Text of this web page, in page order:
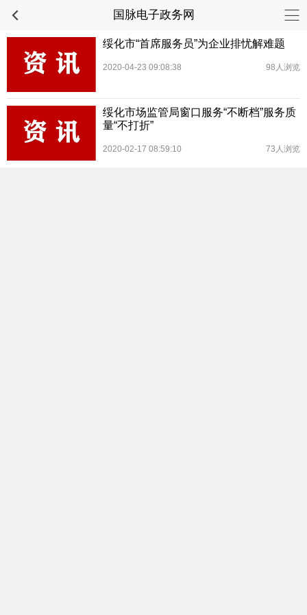
国脉电子政务网
绥化市“首席服务员”为企业排忧解难题
2020-04-23 09:08:38 98人浏览
绥化市场监管局窗口服务“不断档”服务质
量“不打折”
2020-02-17 08:59:10 73人浏览